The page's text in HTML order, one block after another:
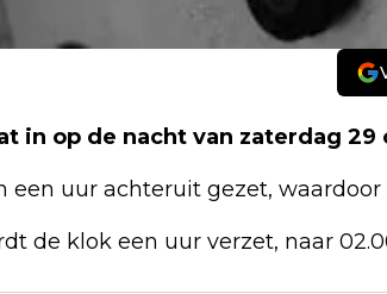
in op de nacht van zaterdag 29
een uur achteruit gezet, waardoor
de klok een uur verzet, naar